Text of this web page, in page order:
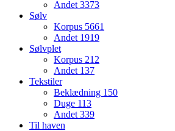
Andet3373
Sølv
Korpus 5661
Andet 1919
Sølvplet
Korpus 212
Andet 137
Tekstiler
Beklædning 150
Duge 113
Andet339
Til haven